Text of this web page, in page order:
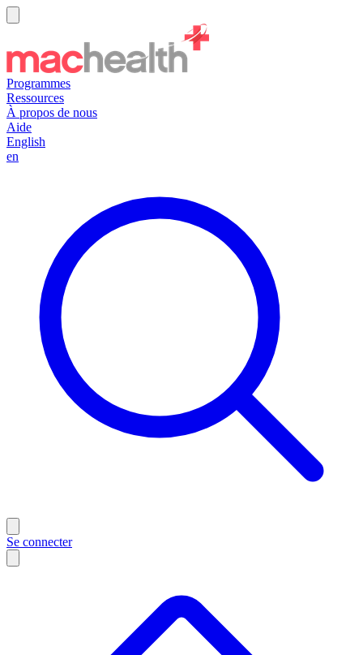
Programmes
Ressources
À propos de nous
Aide
English
en
Se connecter